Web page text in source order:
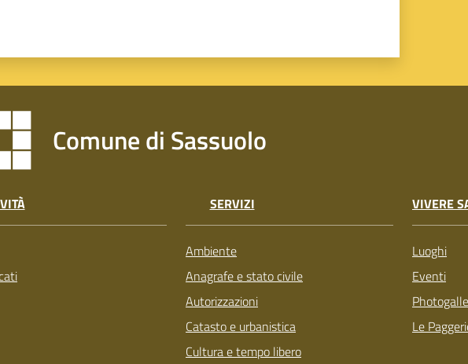
Comune di Sassuolo
SERVIZI
Ambiente
Anagrafe e stato civile
Autorizzazioni
Catasto e urbanistica
Cultura e tempo libero
VIVERE
Luoghi
Eventi
Le